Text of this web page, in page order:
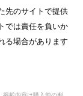
先のサイトで提供
では責任を負いか
る場合があります